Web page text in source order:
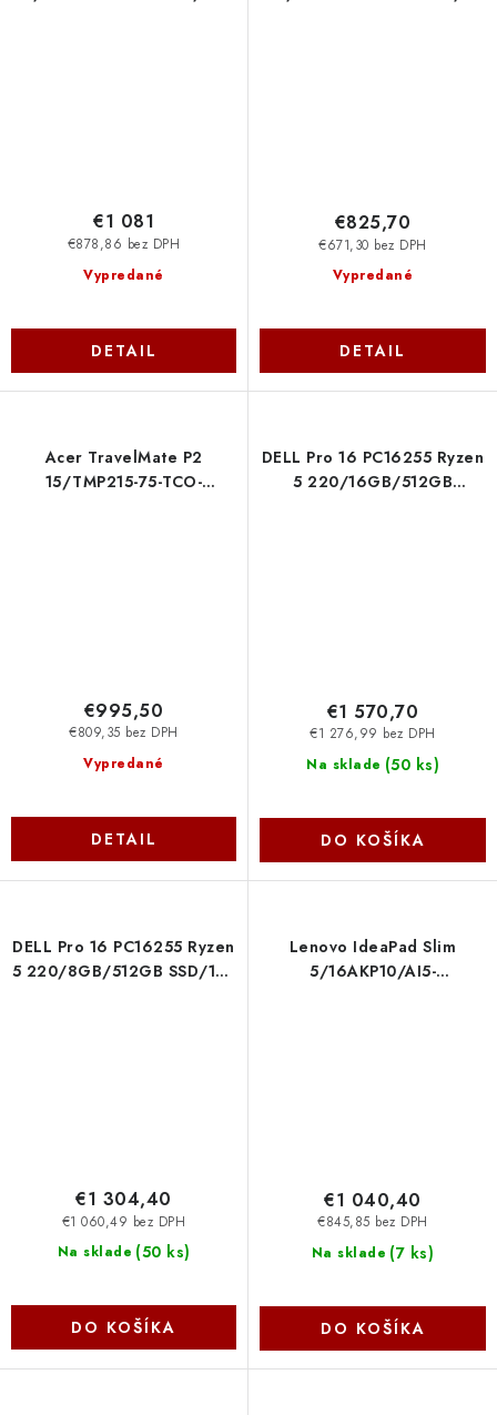
Vypredané
€878,86 bez DPH
€1 081
DETAIL
Vypredané
€671,30 bez DPH
€825,70
DETAIL
Acer TravelMate P2
15/TMP215-75-TCO-
Vypredané
€809,35 bez DPH
€995,50
DETAIL
DELL Pro 16 PC16255 Ryzen
5 220/16GB/512GB
Na sklade (50 ks)
€1 276,99 bez DPH
€1 570,70
DO KOŠÍKA
DELL Pro 16 PC16255 Ryzen
5 220/8GB/512GB SSD/16"
Na sklade (50 ks)
€1 060,49 bez DPH
€1 304,40
DO KOŠÍKA
Lenovo IdeaPad Slim
5/16AKP10/AI5-
Na sklade (7 ks)
€845,85 bez DPH
€1 040,40
DO KOŠÍKA